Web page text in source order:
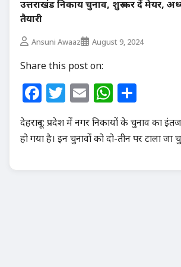
उत्तराखंड निकाय चुनाव, शुरू कर दें मेयर,
तैयारी
Ansuni Awaaz August 9, 2024
Share this post on:
Facebook
Twitter
Email
देहरादून: प्रदेश में नगर निकायों के चुनाव का
हो गया है। इन चुनावों को दो-तीन पर टाला